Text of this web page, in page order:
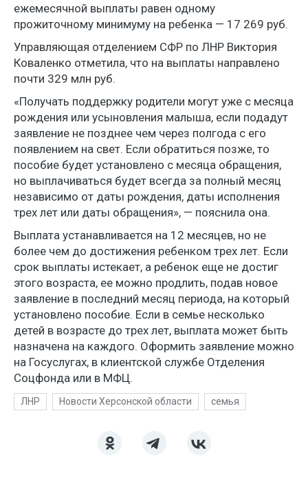
ежемесячной выплаты равен одному
прожиточному минимуму на ребенка — 17 269 руб.
Управляющая отделением СФР по ЛНР Виктория
Коваленко отметила, что на выплаты направлено
почти 329 млн руб.
«Получать поддержку родители могут уже с месяца
рождения или усыновления малыша, если подадут
заявление не позднее чем через полгода с его
появлением на свет. Если обратиться позже, то
пособие будет установлено с месяца обращения,
но выплачиваться будет всегда за полный месяц
независимо от даты рождения, даты исполнения
трех лет или даты обращения», — пояснила она.
Выплата устанавливается на 12 месяцев, но не
более чем до достижения ребенком трех лет. Если
срок выплаты истекает, а ребенок еще не достиг
этого возраста, ее можно продлить, подав новое
заявление в последний месяц периода, на который
установлено пособие. Если в семье несколько
детей в возрасте до трех лет, выплата может быть
назначена на каждого. Оформить заявление можно
на Госуслугах, в клиентской службе Отделения
Соцфонда или в МФЦ.
ЛНР Новости Херсонской области семья